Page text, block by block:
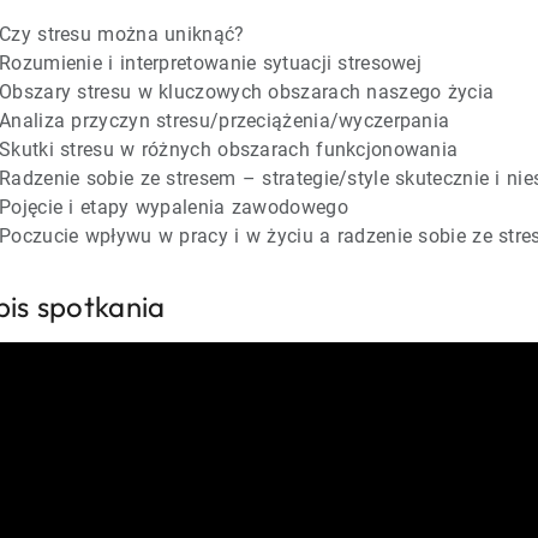
Czy stresu można uniknąć?
Rozumienie i interpretowanie sytuacji stresowej
Obszary stresu w kluczowych obszarach naszego życia
Analiza przyczyn stresu/przeciążenia/wyczerpania
Skutki stresu w różnych obszarach funkcjonowania
Radzenie sobie ze stresem – strategie/style skutecznie i
Pojęcie i etapy wypalenia zawodowego
Poczucie wpływu w pracy i w życiu a radzenie sobie ze
spotkania